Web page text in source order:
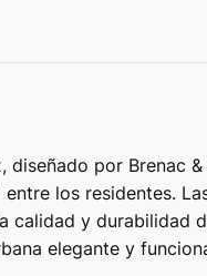
diseñado por Brenac
los residentes.
calidad y durabilidad
elegante y